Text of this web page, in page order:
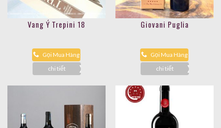
Vang Ý Trepini 18
Gọi Mua Hàng
chi tiết
Giovani Puglia
Gọi Mua Hàng
chi tiết